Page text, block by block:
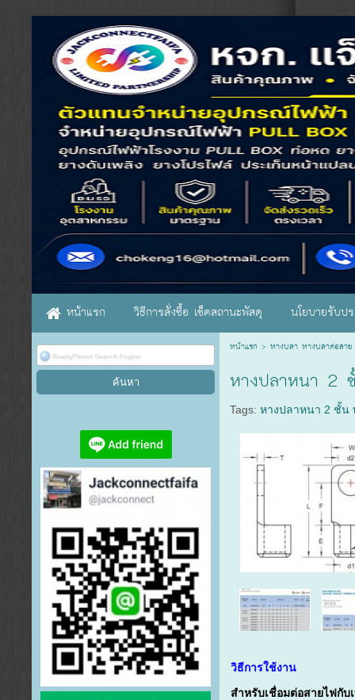
หน้าแรก วิธีการสั่งซื้อ เช็คสถานะพัสดุ นโยบายรับป
หน้าแรก > หางปลา หางปลาต่อสาย
หางปลาหนา 2
Tags:หางปลาหนา 2 ชั้น
วิธีการใช้งาน
สำหรับเชื่อมต่อสายไฟกั